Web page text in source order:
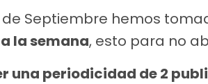
de Septiembre hemos
la semana, esto para no
una periodicidad de 2